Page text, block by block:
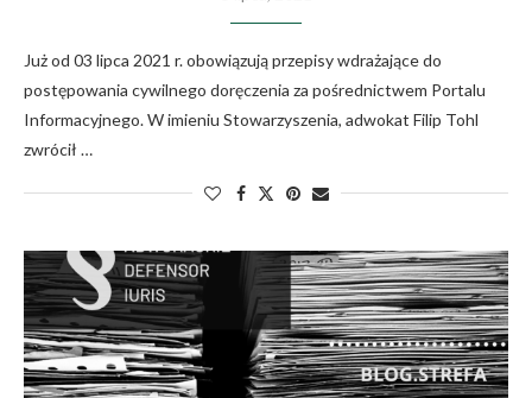
Już od 03 lipca 2021 r. obowiązują przepisy wdrażające do
postępowania cywilnego doręczenia za pośrednictwem Portalu
Informacyjnego. W imieniu Stowarzyszenia, adwokat Filip Tohl
zwrócił …